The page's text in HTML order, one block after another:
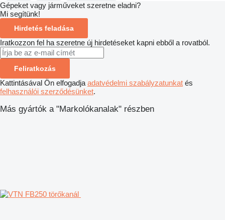
Gépeket vagy járműveket szeretne eladni?
Mi segítünk!
Hirdetés feladása
Iratkozzon fel ha szeretne új hirdetéseket kapni ebből a rovatból.
Feliratkozás
Kattintásával Ön elfogadja adatvédelmi szabályzatunkat és
felhasználói szerződésünket.
Más gyártók a "Markolókanalak" részben